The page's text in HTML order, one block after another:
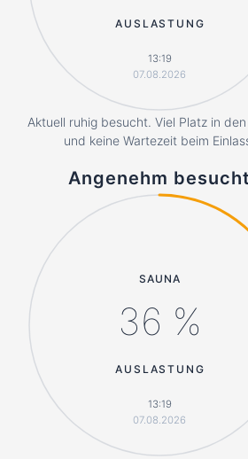
AUSLASTUNG
13:19
07.08.2026
Aktuell ruhig besucht. Viel Platz in
und keine Wartezeit beim
Angenehm besucht
SAUNA
36 %
AUSLASTUNG
13:19
07.08.2026